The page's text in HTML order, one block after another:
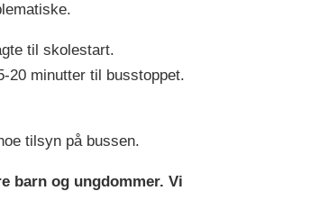
til skolestart.
20 minutter til busstoppet.
tilsyn på bussen.
barn og ungdommer. Vi